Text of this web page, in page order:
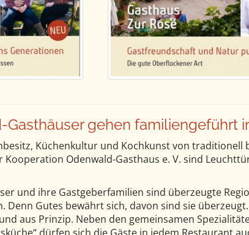
gehen familiengeführt
Küchenkultur und Kochkunst von
Odenwald-Gasthaus e. V. sind
und ihre Gastgeberfamilien sind überzeugte
Denn Gutes bewährt sich, davon sind sie
aus Prinzip. Neben den gemeinsamen